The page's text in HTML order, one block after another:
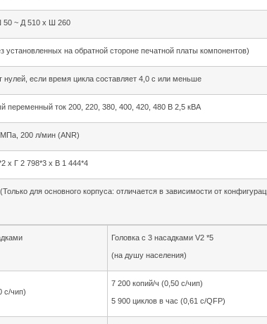
50 ~ Д 510 x Ш 260
установленных на обратной стороне печатной платы компонентов)
нулей, если время цикла составляет 4,0 с или меньше
переменный ток 200, 220, 380, 400, 420, 480 В 2,5 кВА
200 л/мин (ANR)
x Г 2 798*3 x В 1 444*4
для основного корпуса: отличается в зависимости от
Головка с 3 насадками V2 *5
(на душу населения)
с/чип)
7 200 копий/ч (0,50 с/чип)
5 900 циклов в час (0,61 с/QFP)